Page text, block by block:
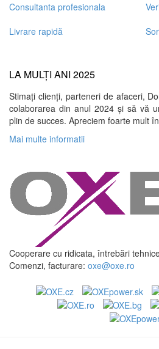
Consultanta profesionala
Livrare rapidă
LA MULȚI ANI 2025
Stimați clienți, parteneri de afaceri,
colaborarea din anul 2024 și să vă
plin de succes. Apreciem foarte mult
Mai multe informatii
Cooperare cu ridicata, întrebări
Comenzi, facturare: oxe@oxe.ro